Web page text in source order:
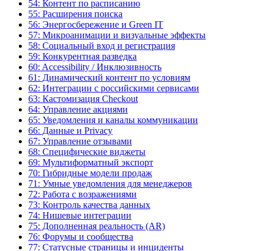
54: Контент по расписанию
55: Расширения поиска
56: Энергосбережение и Green IT
57: Микроанимации и визуальные эффекты
58: Социальный вход и регистрация
59: Конкурентная разведка
60: Accessibility / Инклюзивность
61: Динамический контент по условиям
62: Интеграции с российскими сервисами
63: Кастомизация Checkout
64: Управление акциями
65: Уведомления и каналы коммуникации
66: Данные и Privacy
67: Управление отзывами
68: Специфические виджеты
69: Мультиформатный экспорт
70: Гибридные модели продаж
71: Умные уведомления для менеджеров
72: Работа с возражениями
73: Контроль качества данных
74: Нишевые интеграции
75: Дополненная реальность (AR)
76: Форумы и сообщества
77: Статусные страницы и инциденты